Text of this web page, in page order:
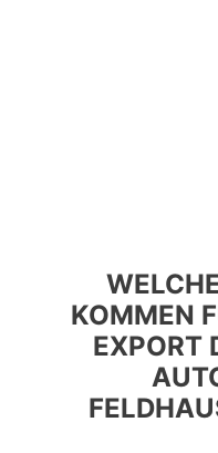
KOMMEN
EXPORT